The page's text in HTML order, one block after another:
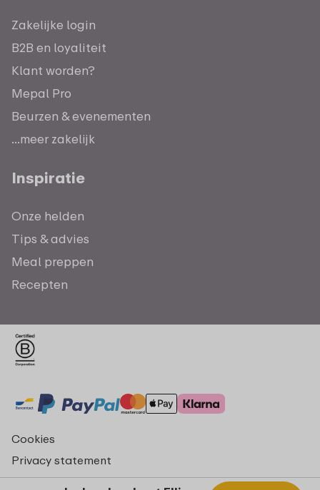
Zakelijke login
B2B en loyaliteit
Klant worden?
Mepal Pro
Beurzen & evenementen
...meer zakelijk
Inspiratie
Onze helden
Tips & advies
Meal preppen
Recepten
Cookies
Privacy statement
Algemene voorwaarden - consumenten